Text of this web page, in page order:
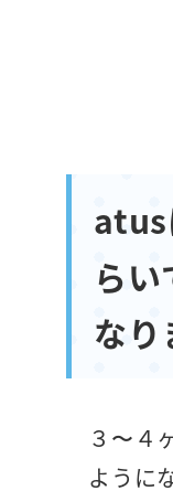
atus
ら
なり
３〜４
ように